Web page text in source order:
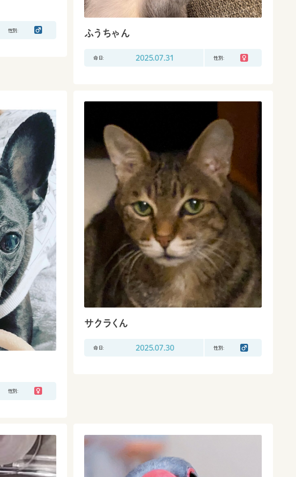
性別: ふうちゃん
命日: 2025.07.31 性別:
性別:
サクラくん
命日: 2025.07.30 性別: